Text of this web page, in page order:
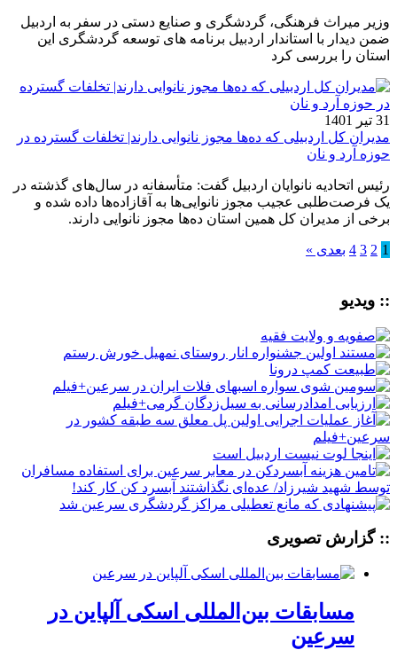
وزیر میراث‌ فرهنگی، گردشگری و صنایع‌ دستی در سفر به اردبیل
ضمن دیدار با استاندار اردبیل برنامه‌ های توسعه گردشگری این
استان را بررسی کرد
31 تیر 1401
مدیران کل اردبیلی که ده‌ها مجوز نانوایی دارند| تخلفات گسترده در
حوزه آرد و نان
رئیس اتحادیه نانوایان اردبیل گفت: متأسفانه در سال‌های گذشته در
یک فرصت‌طلبی عجیب مجوز نانوایی‌ها به آقازاده‌ها داده شده و
برخی از مدیران کل همین استان ده‌ها مجوز نانوایی دارند.
1
2
3
4 بعدی »
:: ویدیو
:: گزارش تصویری
مسابقات بین‌المللی اسکی آلپاین در
سرعین